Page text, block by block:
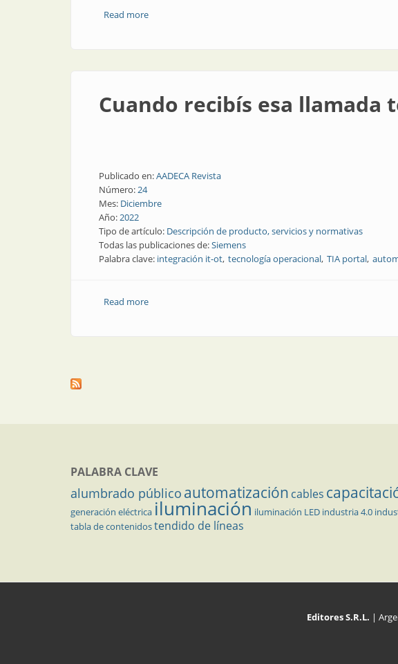
Read moreabout La colaboración entre OT e IT es fundamental para la
Cuando recibís esa
Publicado en:AADECA Revista
Número:24
Mes: Diciembre
Año:2022
Tipo de artículo: Descripción de producto, servicios y normativas
Todas las publicaciones de:Siemens
Palabra clave: integración it-ot tecnología operacional TIA portal
Read moreabout Cuando recibís esa llamada telefónica temprano en la
PALABRA CLAVE
alumbrado público automatización cables
generación eléctrica iluminación iluminación LED industria 4.0
tabla de contenidostendido de líneas
Editores S.R.L. |